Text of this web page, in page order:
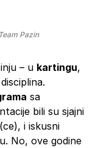
Pazin
– u kartingu,
sa
bili su sjajni
i iskusni
No, ove godine